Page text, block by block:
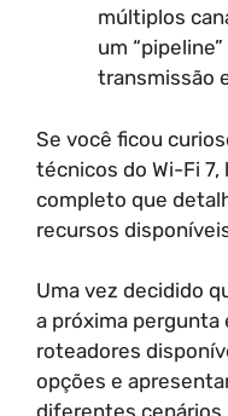
múltiplos
um
transmissão
Se você ficou
técnicos do Wi-Fi
completo que
recursos
Uma vez decidido
a próxima pergunta
roteadores
opções e
diferentes cenários.